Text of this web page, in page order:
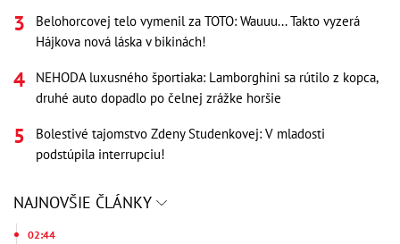
Belohorcovej telo vymenil za TOTO: Wauuu... Takto vyzerá
Hájkova nová láska v bikinách!
NEHODA luxusného športiaka: Lamborghini sa rútilo z kopca,
druhé auto dopadlo po čelnej zrážke horšie
Bolestivé tajomstvo Zdeny Studenkovej: V mladosti
podstúpila interrupciu!
NAJNOVŠIE ČLÁNKY
02:44